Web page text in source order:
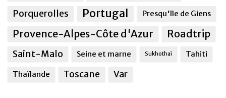
Porquerolles
Portugal Presqu'île de Giens
Provence-Alpes-Côte d'Azur Roadtrip
Saint-Malo Seine et marne Sukhothai Tahiti
Thaïlande Toscane Var